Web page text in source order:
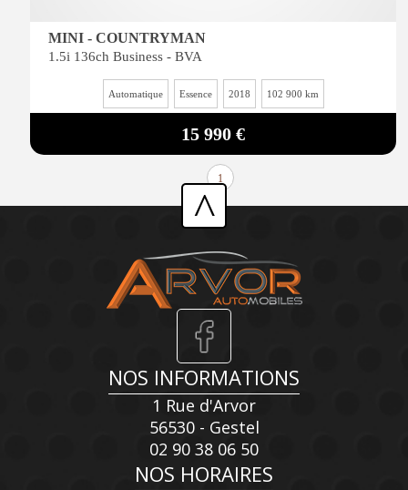
MINI - COUNTRYMAN
1.5i 136ch Business - BVA
Automatique Essence 2018 102 900 km
15 990 €
1
^
NOS INFORMATIONS
1 Rue d'Arvor
56530 - Gestel
02 90 38 06 50
NOS HORAIRES